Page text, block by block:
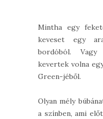
Mintha egy
keveset egy
bordóból. Vagy
kevertek volna
Green-jéből.
Olyan mély
a színben, ami